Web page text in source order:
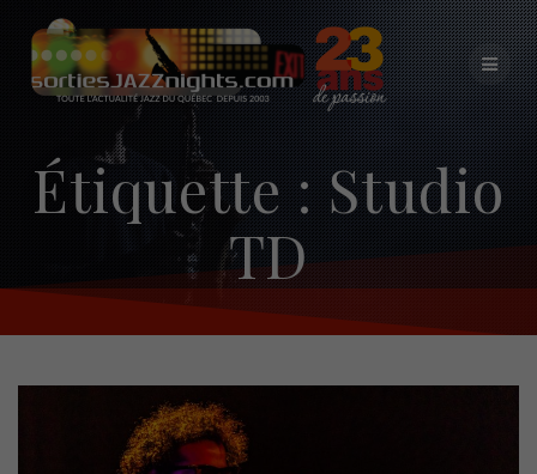
Skip
to
content
Étiquette :Studio
TD